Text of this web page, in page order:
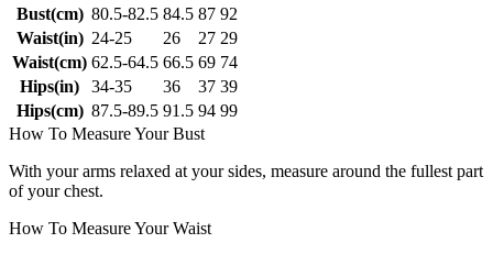
Bust(cm) 80.5-82.5 84.5 87 92
Waist(in) 24-25 26 27 29
Waist(cm) 62.5-64.5 66.5 69 74
Hips(in)
34-35 36 37 39
Hips(cm) 87.5-89.5 91.5 94 99
How To Measure Your Bust
With your arms relaxed at your sides, measure around the fullest part
of your chest.
How To Measure Your Waist